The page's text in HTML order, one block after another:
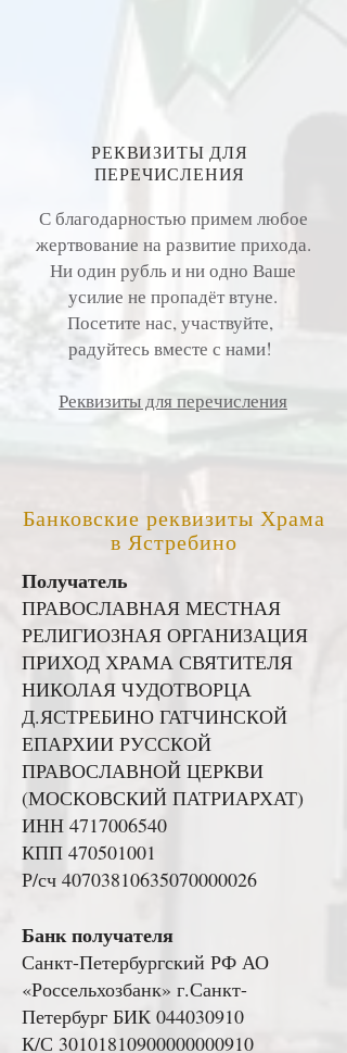
РЕКВИЗИТЫ ДЛЯ
ПЕРЕЧИСЛЕНИЯ
С благодарностью примем любое
жертвование на развитие прихода.
Ни один рубль и ни одно Ваше
усилие не пропадёт втуне.
Посетите нас, участвуйте,
радуйтесь вместе с нами!
Реквизиты для перечисления
Банковские реквизиты Храма
в Ястребино
Получатель
ПРАВОСЛАВНАЯ МЕСТНАЯ
РЕЛИГИОЗНАЯ ОРГАНИЗАЦИЯ
ПРИХОД ХРАМА СВЯТИТЕЛЯ
НИКОЛАЯ ЧУДОТВОРЦА
Д.ЯСТРЕБИНО ГАТЧИНСКОЙ
ЕПАРХИИ РУССКОЙ
ПРАВОСЛАВНОЙ ЦЕРКВИ
(МОСКОВСКИЙ ПАТРИАРХАТ)
ИНН 4717006540
КПП 470501001
Р/сч 40703810635070000026
Банк получателя
Санкт-Петербургский РФ АО
«Россельхозбанк» г.Санкт-
Петербург БИК 044030910
К/С 30101810900000000910